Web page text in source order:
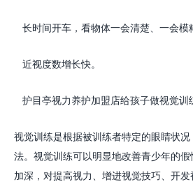
长时间开车，看物体一会清楚、一会模
近视度数增长快。
护目亭视力养护加盟店给孩子做视觉训
视觉训练是根据被训练者特定的眼睛状
法。视觉训练可以明显地改善青少年的
加深，对提高视力、增进视觉技巧、开